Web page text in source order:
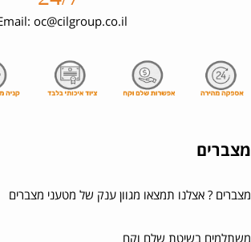
מצברים
מצברים ? אצלנו תמצאו מגוון ענק של מטעני מצברים
משתלמים בשיטת שלם וקח